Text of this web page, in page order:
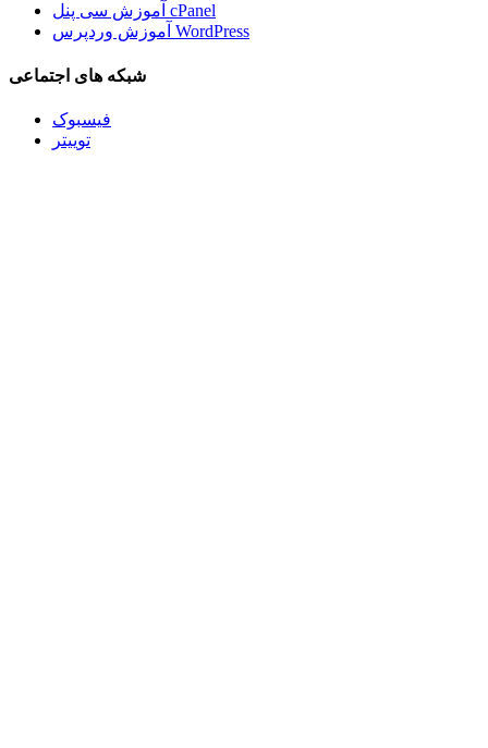
آموزش سی پنل cPanel
آموزش وردپرس WordPress
شبکه های اجتماعی
فیسبوک
توییتر